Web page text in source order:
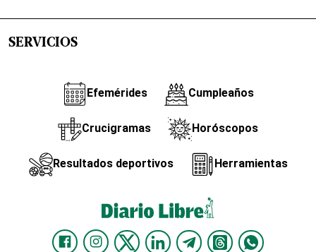
SERVICIOS
Efemérides Cumpleaños
Crucigramas Horóscopos
Resultados deportivos Herramientas